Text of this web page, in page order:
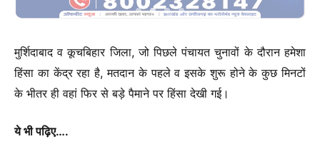
मुर्शिदाबाद व कूचबिहार जिला, जो पिछले पंचायत चुनावों के दौरान हमेशा
हिंसा का केंद्र रहा है, मतदान के पहले व इसके शुरू होने के कुछ मिनटों
के भीतर ही वहां फिर से बड़े पैमाने पर हिंसा देखी गई।
ये भी पढ़िए….